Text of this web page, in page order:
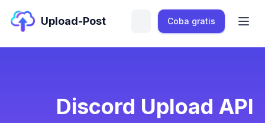
Upload-Post Coba gratis
Discord Upload API